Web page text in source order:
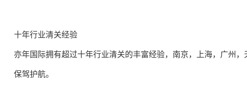
十年行业清关经验
亦年国际拥有超过十年行业清关的丰富经验，南京，上海，广州
保驾护航。